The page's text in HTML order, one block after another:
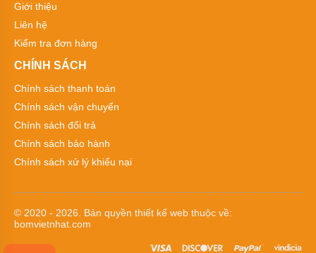
Tên
thường
các
bơm
chất
xứ
máy
bơm
hóa
hiệu
bơm
chất
Giới thiệu
Liên hệ
Kiểm tra đơn hàng
CHÍNH SÁCH
Chính sách thanh toán
Chính sách vận chuyển
Chính sách đổi trả
Chính sách bảo hành
Chính sách xử lý khiếu nại
© 2020 - 2026. Bản quyền thiết kế web thuộc về:
bomvietnhat.com